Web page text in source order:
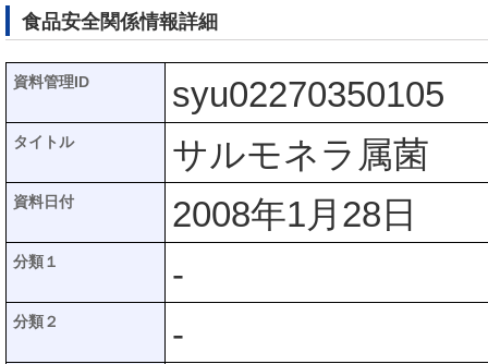
食品安全関係情報詳細
資料管理ID syu02270350105
タイトル サルモネラ属菌
資料日付 2008年1月28日
分類１ -
分類２ -